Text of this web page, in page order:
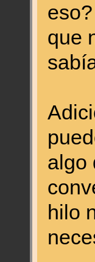
que
algo
hilo